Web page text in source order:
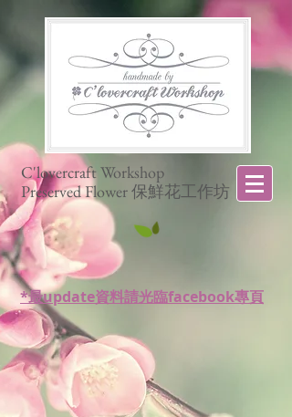
C'lovercraft Workshop
Preserved Flower 保鮮花工作坊
*最update資料請光臨facebook專頁